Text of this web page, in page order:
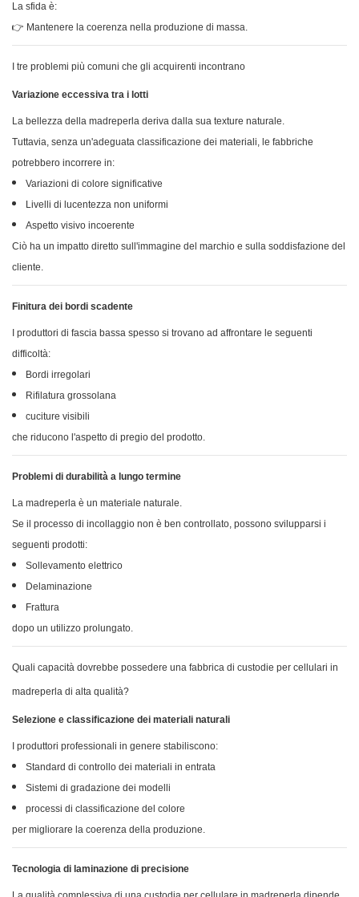
La sfida è:
👉 Mantenere la coerenza nella produzione di massa.
I tre problemi più comuni che gli acquirenti incontrano
Variazione eccessiva tra i lotti
La bellezza della madreperla deriva dalla sua texture naturale.
Tuttavia, senza un'adeguata classificazione dei materiali, le fabbriche
potrebbero incorrere in:
Variazioni di colore significative
Livelli di lucentezza non uniformi
Aspetto visivo incoerente
Ciò ha un impatto diretto sull'immagine del marchio e sulla soddisfazione del
cliente.
Finitura dei bordi scadente
I produttori di fascia bassa spesso si trovano ad affrontare le seguenti
difficoltà:
Bordi irregolari
Rifilatura grossolana
cuciture visibili
che riducono l'aspetto di pregio del prodotto.
Problemi di durabilità a lungo termine
La madreperla è un materiale naturale.
Se il processo di incollaggio non è ben controllato, possono svilupparsi i
seguenti prodotti:
Sollevamento elettrico
Delaminazione
Frattura
dopo un utilizzo prolungato.
Quali capacità dovrebbe possedere una fabbrica di custodie per cellulari in
madreperla di alta qualità?
Selezione e classificazione dei materiali naturali
I produttori professionali in genere stabiliscono:
Standard di controllo dei materiali in entrata
Sistemi di gradazione dei modelli
processi di classificazione del colore
per migliorare la coerenza della produzione.
Tecnologia di laminazione di precisione